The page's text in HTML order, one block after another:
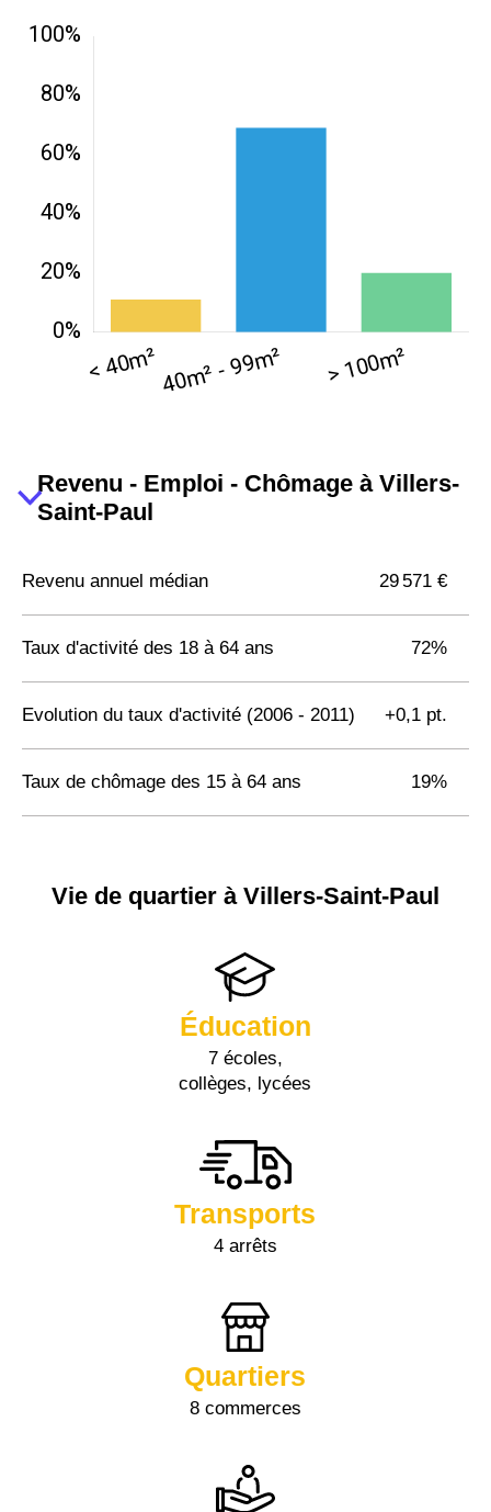
Revenu - Emploi - Chômage à Villers-
Saint-Paul
Revenu annuel médian 29 571 €
Taux d'activité des 18 à 64 ans 72%
Evolution du taux d'activité (2006 - 2011) +0,1 pt.
Taux de chômage des 15 à 64 ans 19%
Vie de quartier à Villers-Saint-Paul
Éducation
7 écoles,
collèges, lycées
Transports
4 arrêts
Quartiers
8 commerces